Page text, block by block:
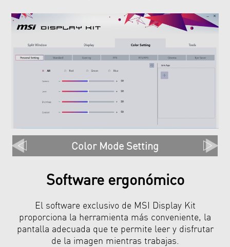
Split Window
Software ergonómico
El software exclusivo de MSI Display Kit
proporciona la herramienta más conveniente, la
pantalla adecuada que te permite leer y disfrutar
de la imagen mientras trabajas.